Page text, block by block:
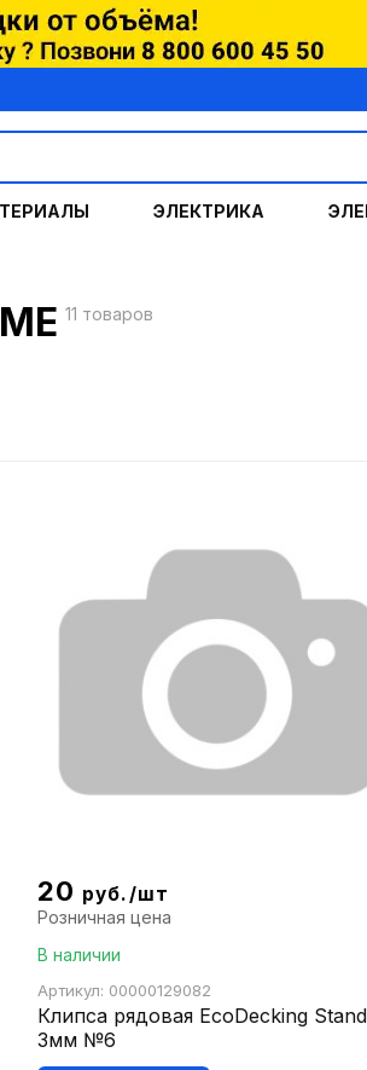
ЭЛЕКТРИКА
11 товаров
20 руб./шт
Розничная цена
В наличии
Артикул: 00000129082
Клипса рядовая EcoDecking
3мм №6